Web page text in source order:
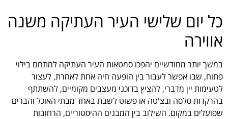
כל יום שלישי העיר העתיקה משנה
אווירה
במשך יותר מחודשיים יהפכו סמטאות העיר העתיקה למתחם בילוי
פתוח, שבו אפשר לעבור בין הופעה חיה אחת לאחרת, לעצור
לטעימות יין מדברי, להציץ בדוכני מעצבים מקומיים, להשתתף
בהרקדות סלסה ובצ'טה או פשוט לשבת באחד מבתי האוכל והברים
שפועלים במקום. השילוב בין המבנים ההיסטוריים, הרחובות